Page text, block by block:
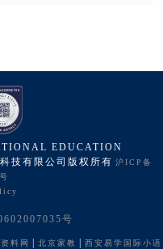
EDUCATION
技有限公司版权所有 沪ICP备
号
料网 北京家教 西安易学国际小语